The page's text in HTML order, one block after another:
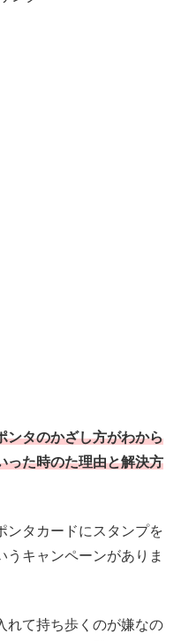
ンタのかざし方がわから
った時のた理由と解決方
ンタカードにスタンプを
キャンペーンがありま
れて持ち歩くのが嫌なの